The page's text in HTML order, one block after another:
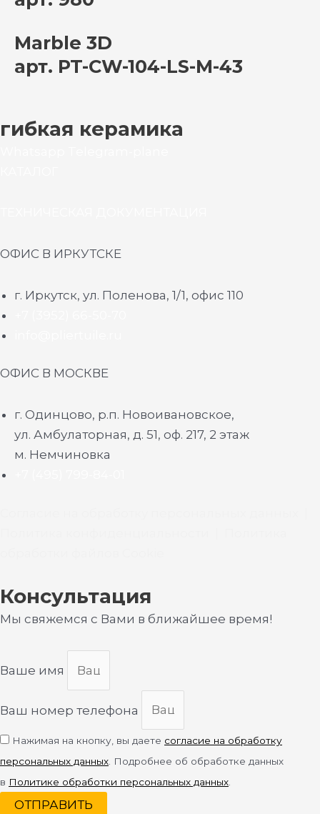
Marble 3D
арт. PT-CW-104-LS-M-43
гибкая керамика
ОФИС В ИРКУТСКЕ
г. Иркутск, ул. Поленова, 1/1, офис 110
ОФИС В МОСКВЕ
г. Одинцово, р.п. Новоивановское,
ул. Амбулаторная, д. 51, оф. 217, 2 этаж
м. Немчиновка
Консультация
Мы свяжемся с Вами в ближайшее время!
Ваше имя
Ваш номер телефона
Нажимая на кнопку, вы даете согласие на обработку
персональных данных . Подробнее об обработке данных
в Политике обработки персональных данных
ОТПРАВИТЬ